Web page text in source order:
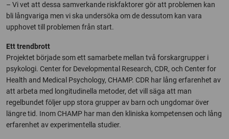
– Vi vet att dessa samverkande riskfaktorer gör att problemen kan
bli långvariga men vi ska undersöka om de dessutom kan vara
upphovet till problemen från start.
Ett trendbrott
Projektet började som ett samarbete mellan två forskargrupper i
psykologi. Center for Developmental Research, CDR, och Center for
Health and Medical Psychology, CHAMP. CDR har lång erfarenhet av
att arbeta med longitudinella metoder, det vill säga att man
regelbundet följer upp stora grupper av barn och ungdomar över
längre tid. Inom CHAMP har man den kliniska kompetensen och lång
erfarenhet av experimentella studier.